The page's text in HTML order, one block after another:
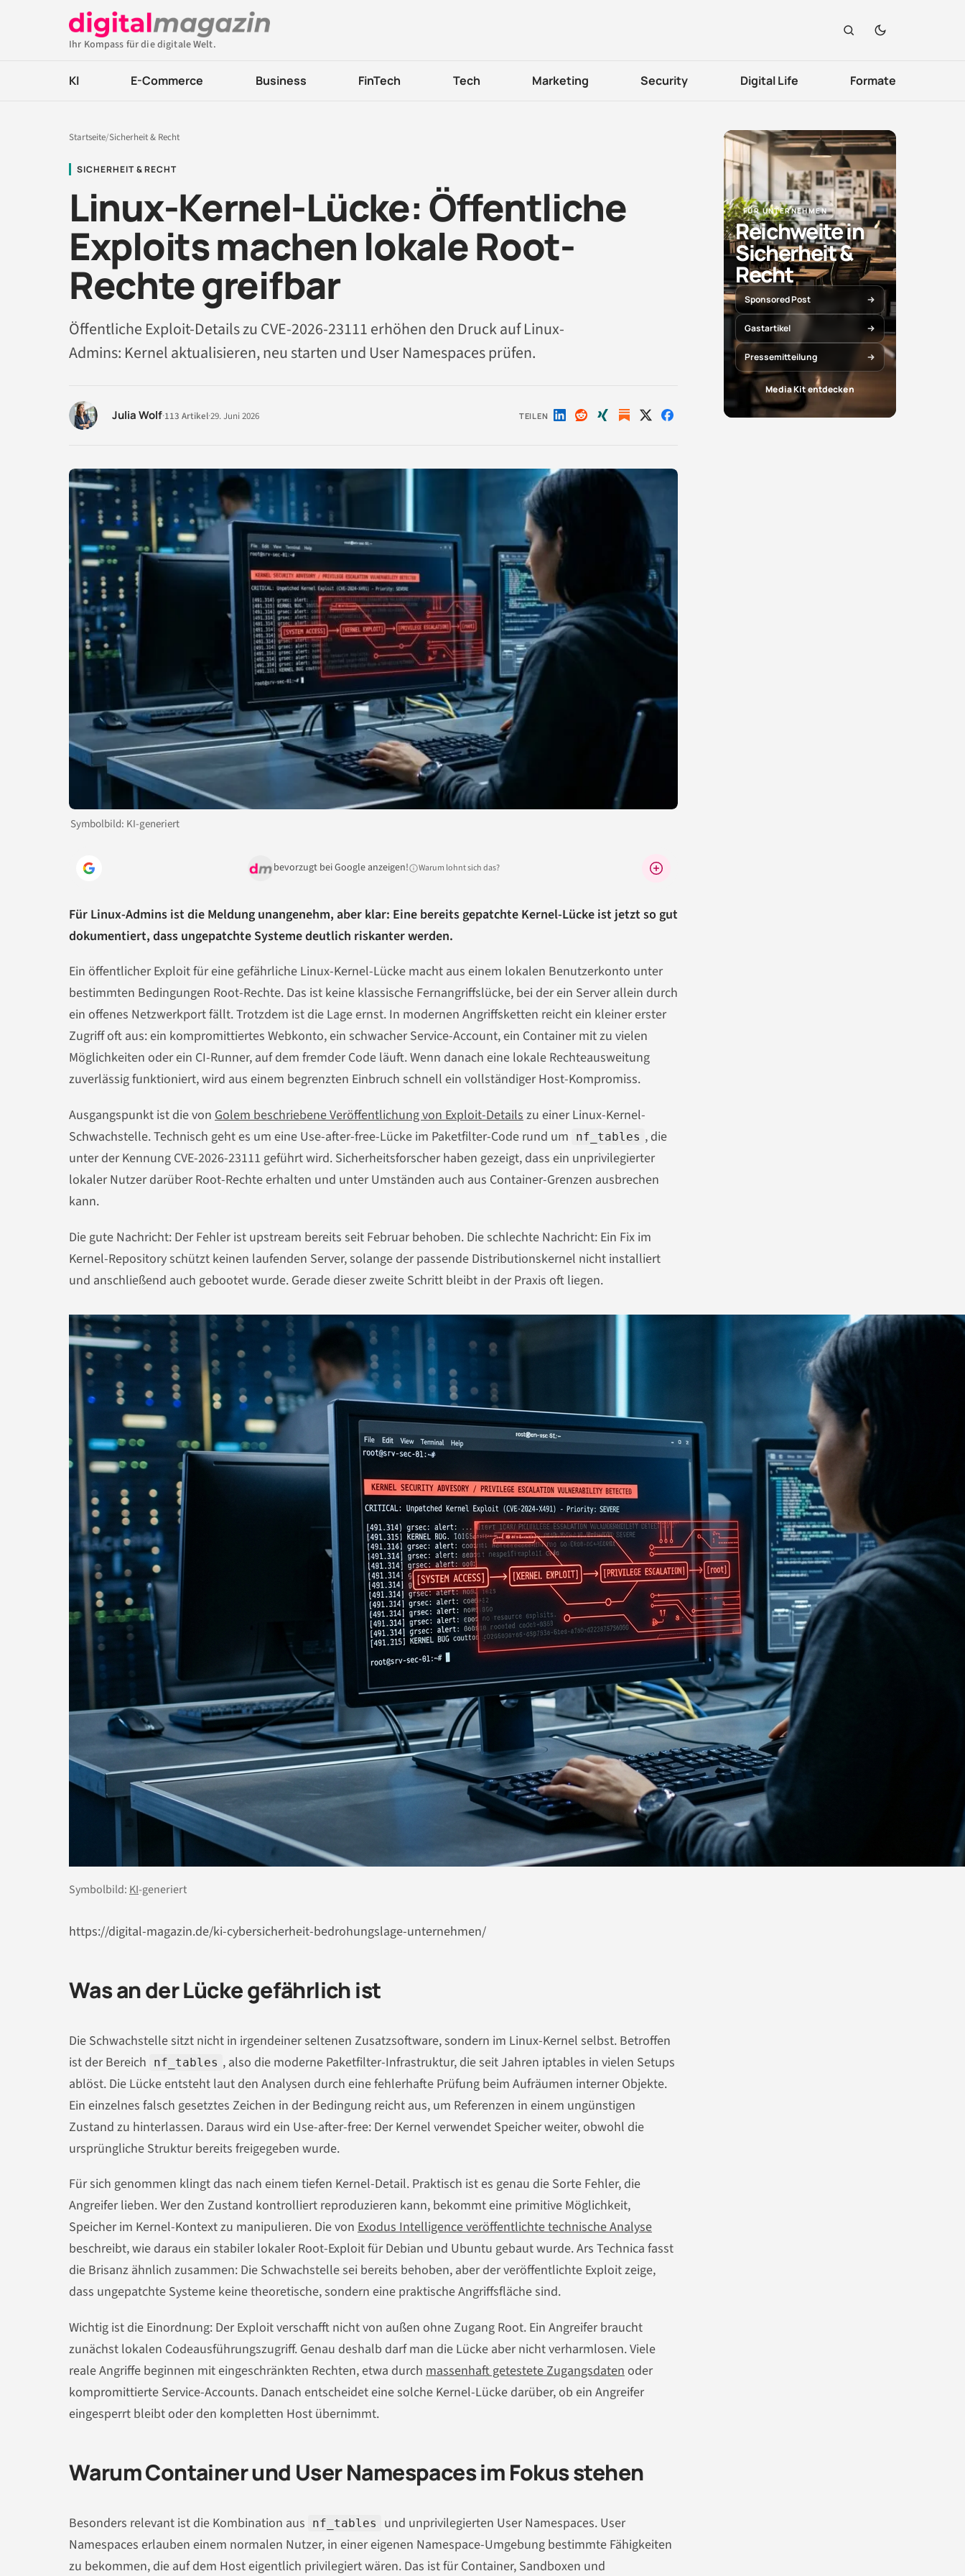
Ihr Kompass für die digitale Welt.
KI E-Commerce Business FinTech Tech Marketing Security Digital Life Formate
Startseite/Sicherheit & Recht
SICHERHEIT & RECHT
Linux-Kernel-Lücke: Öffentliche
Exploits machen lokale Root-
Rechte greifbar
Öffentliche Exploit-Details zu CVE-2026-23111 erhöhen den Druck auf Linux-
Admins: Kernel aktualisieren, neu starten und User Namespaces prüfen.
Julia Wolf·113 Artikel·29. Juni 2026 TEILEN Auf Auf Auf Auf Auf
Symbolbild: KI-generiert
bevorzugt bei Google anzeigen! Warum lohnt sich das?
Für Linux-Admins ist die Meldung unangenehm, aber klar: Eine bereits gepatchte Kernel-Lücke ist jetzt so gut
dokumentiert, dass ungepatchte Systeme deutlich riskanter werden.
Ein öffentlicher Exploit für eine gefährliche Linux-Kernel-Lücke macht aus einem lokalen Benutzerkonto unter
bestimmten Bedingungen Root-Rechte. Das ist keine klassische Fernangriffslücke, bei der ein Server allein durch
ein offenes Netzwerkport fällt. Trotzdem ist die Lage ernst. In modernen Angriffsketten reicht ein kleiner erster
Zugriff oft aus: ein kompromittiertes Webkonto, ein schwacher Service-Account, ein Container mit zu vielen
Möglichkeiten oder ein CI-Runner, auf dem fremder Code läuft. Wenn danach eine lokale Rechteausweitung
zuverlässig funktioniert, wird aus einem begrenzten Einbruch schnell ein vollständiger Host-Kompromiss.
Ausgangspunkt ist die von Golem beschriebene Veröffentlichung von Exploit-Detailszu einer Linux-Kernel-
Schwachstelle. Technisch geht es um eine Use-after-free-Lücke im Paketfilter-Code rund um
nf_tables , die
unter der Kennung CVE-2026-23111 geführt wird. Sicherheitsforscher haben gezeigt, dass ein unprivilegierter
lokaler Nutzer darüber Root-Rechte erhalten und unter Umständen auch aus Container-Grenzen ausbrechen
kann.
Die gute Nachricht: Der Fehler ist upstream bereits seit Februar behoben. Die schlechte Nachricht: Ein Fix im
Kernel-Repository schützt keinen laufenden Server, solange der passende Distributionskernel nicht installiert
und anschließend auch gebootet wurde. Gerade dieser zweite Schritt bleibt in der Praxis oft liegen.
Symbolbild: KI-generiert
https://digital-magazin.de/ki-cybersicherheit-bedrohungslage-unternehmen/
Was an der Lücke gefährlich ist
Die Schwachstelle sitzt nicht in irgendeiner seltenen Zusatzsoftware, sondern im Linux-Kernel selbst. Betroffen
ist der Bereich
nf_tables , also die moderne Paketfilter-Infrastruktur, die seit Jahren iptables in vielen Setups
ablöst. Die Lücke entsteht laut den Analysen durch eine fehlerhafte Prüfung beim Aufräumen interner Objekte.
Ein einzelnes falsch gesetztes Zeichen in der Bedingung reicht aus, um Referenzen in einem ungünstigen
Zustand zu hinterlassen. Daraus wird ein Use-after-free: Der Kernel verwendet Speicher weiter, obwohl die
ursprüngliche Struktur bereits freigegeben wurde.
Für sich genommen klingt das nach einem tiefen Kernel-Detail. Praktisch ist es genau die Sorte Fehler, die
Angreifer lieben. Wer den Zustand kontrolliert reproduzieren kann, bekommt eine primitive Möglichkeit,
Speicher im Kernel-Kontext zu manipulieren. Die von Exodus Intelligence veröffentlichte technische Analyse
beschreibt, wie daraus ein stabiler lokaler Root-Exploit für Debian und Ubuntu gebaut wurde. Ars Technica fasst
die Brisanz ähnlich zusammen: Die Schwachstelle sei bereits behoben, aber der veröffentlichte Exploit zeige,
dass ungepatchte Systeme keine theoretische, sondern eine praktische Angriffsfläche sind.
Wichtig ist die Einordnung: Der Exploit verschafft nicht von außen ohne Zugang Root. Ein Angreifer braucht
zunächst lokalen Codeausführungszugriff. Genau deshalb darf man die Lücke aber nicht verharmlosen. Viele
reale Angriffe beginnen mit eingeschränkten Rechten, etwa durch massenhaft getestete Zugangsdatenoder
kompromittierte Service-Accounts. Danach entscheidet eine solche Kernel-Lücke darüber, ob ein Angreifer
eingesperrt bleibt oder den kompletten Host übernimmt.
Warum Container und User Namespaces im Fokus stehen
Besonders relevant ist die Kombination aus nf_tables
und unprivilegierten User Namespaces. User
Namespaces erlauben einem normalen Nutzer, in einer eigenen Namespace-Umgebung bestimmte Fähigkeiten
zu bekommen, die auf dem Host eigentlich privilegiert wären. Das ist für Container, Sandboxen und
FÜR UNTERNEHMEN
Reichweite in
Sicherheit &
Recht
Sponsored Post
Gastartikel
Pressemitteilung
Media Kit entdecken